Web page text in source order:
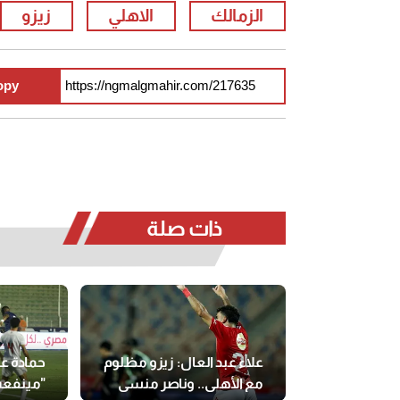
الزمالك الاهلي زيزو
ذات صلة
علاء عبد العال: زيزو مظلوم
مع الأهلي.. وناصر منسي
حمادة